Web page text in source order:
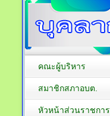
คณะผู้บริหาร
สมาชิกสภาอบต.
หัวหน้าส่วนราชการ